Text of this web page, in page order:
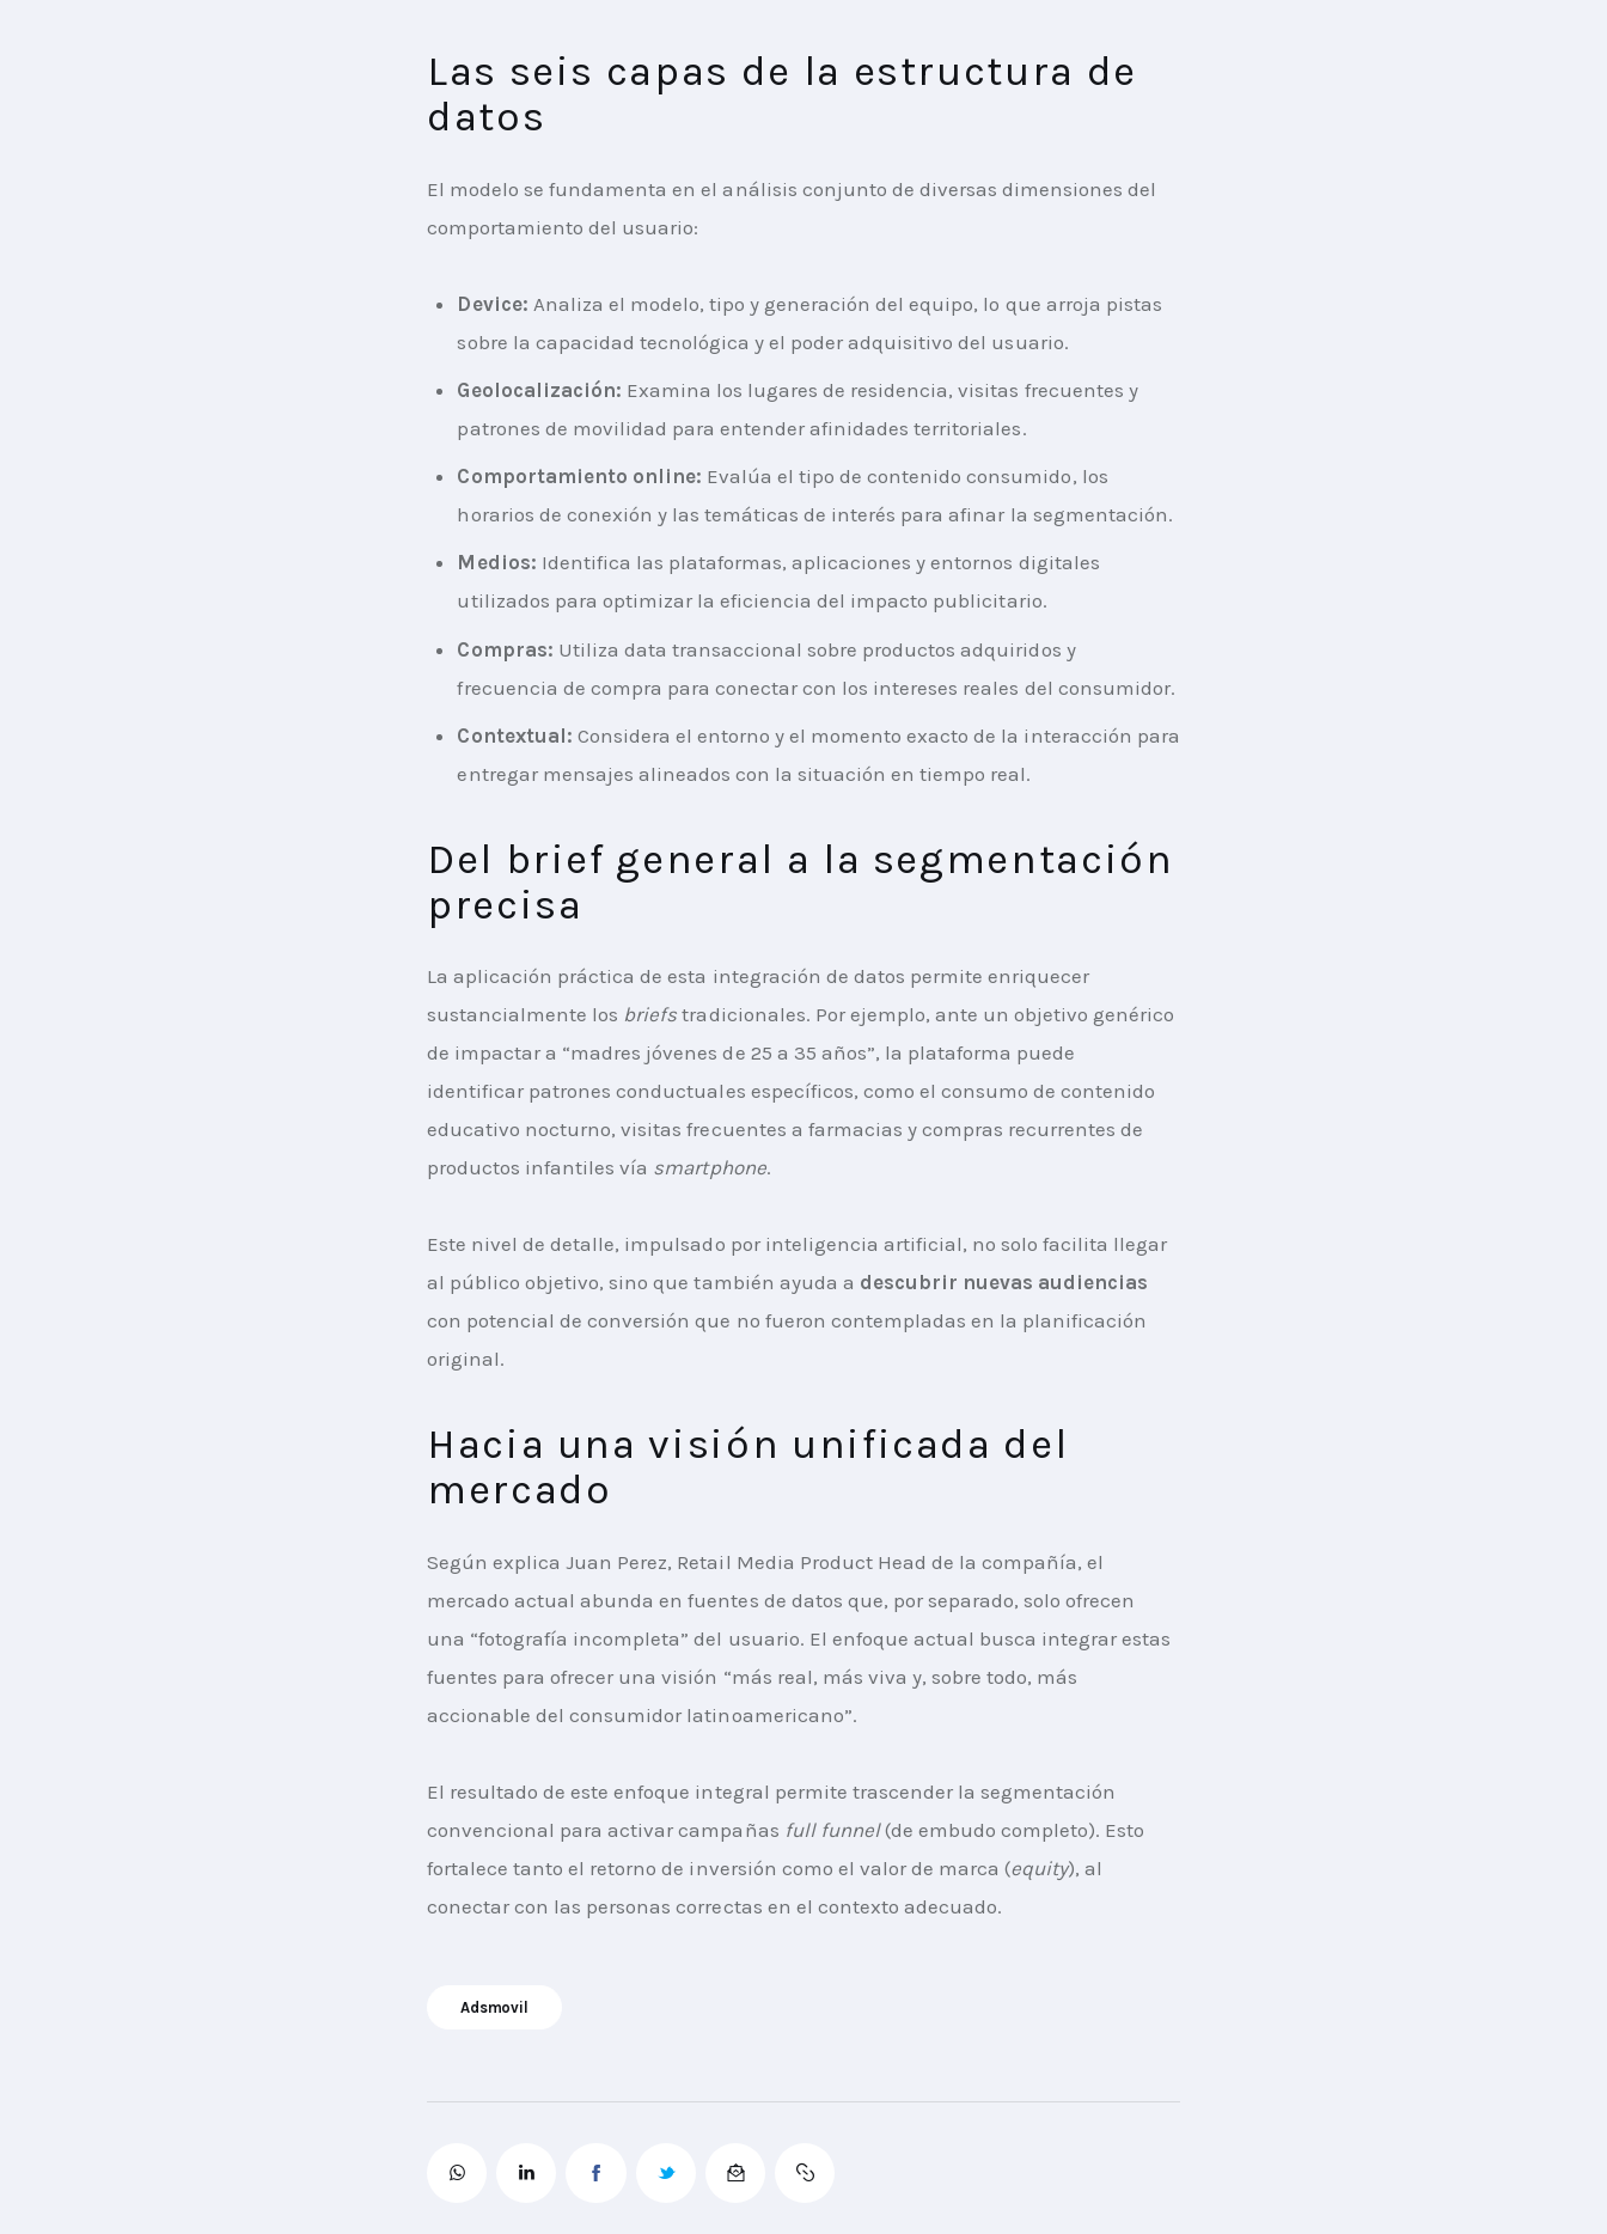
Las seis capas de la estructura de
datos
El modelo se fundamenta en el análisis conjunto de diversas dimensiones del
comportamiento del usuario:
Device: Analiza el modelo, tipo y generación del equipo, lo que arroja pistas
sobre la capacidad tecnológica y el poder adquisitivo del usuario.
Geolocalización: Examina los lugares de residencia, visitas frecuentes y
patrones de movilidad para entender afinidades territoriales.
Comportamiento online: Evalúa el tipo de contenido consumido, los
horarios de conexión y las temáticas de interés para afinar la segmentación.
Medios: Identifica las plataformas, aplicaciones y entornos digitales
utilizados para optimizar la eficiencia del impacto publicitario.
Compras: Utiliza data transaccional sobre productos adquiridos y
frecuencia de compra para conectar con los intereses reales del consumidor.
Contextual: Considera el entorno y el momento exacto de la interacción para
entregar mensajes alineados con la situación en tiempo real.
Del brief general a la segmentación
precisa
La aplicación práctica de esta integración de datos permite enriquecer
sustancialmente los briefs tradicionales. Por ejemplo, ante un objetivo genérico
de impactar a “madres jóvenes de 25 a 35 años”, la plataforma puede
identificar patrones conductuales específicos, como el consumo de contenido
educativo nocturno, visitas frecuentes a farmacias y compras recurrentes de
productos infantiles vía smartphone.
Este nivel de detalle, impulsado por inteligencia artificial, no solo facilita llegar
al público objetivo, sino que también ayuda a descubrir nuevas audiencias
con potencial de conversión que no fueron contempladas en la planificación
original.
Hacia una visión unificada del
mercado
Según explica Juan Perez, Retail Media Product Head de la compañía, el
mercado actual abunda en fuentes de datos que, por separado, solo ofrecen
una “fotografía incompleta” del usuario. El enfoque actual busca integrar estas
fuentes para ofrecer una visión “más real, más viva y, sobre todo, más
accionable del consumidor latinoamericano”.
El resultado de este enfoque integral permite trascender la segmentación
convencional para activar campañas full funnel (de embudo completo). Esto
fortalece tanto el retorno de inversión como el valor de marca (equity), al
conectar con las personas correctas en el contexto adecuado.
Adsmovil